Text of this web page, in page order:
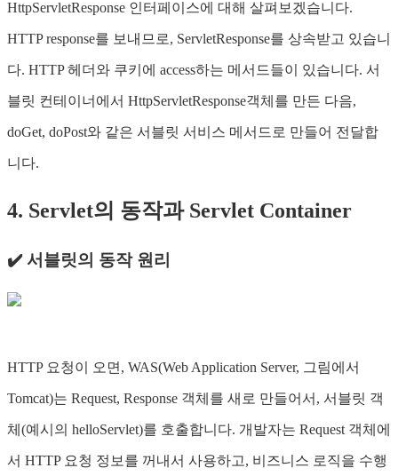
HttpServletResponse 인터페이스에 대해 살펴보겠습니다.
HTTP response를 보내므로, ServletResponse를 상속받고 있습니
다. HTTP 헤더와 쿠키에 access하는 메서드들이 있습니다. 서
블릿 컨테이너에서 HttpServletResponse객체를 만든 다음,
doGet, doPost와 같은 서블릿 서비스 메서드로 만들어 전달합
니다.
4. Servlet의 동작과 Servlet Container
✔️ 서블릿의 동작 원리
HTTP 요청이 오면, WAS(Web Application Server, 그림에서
Tomcat)는 Request, Response 객체를 새로 만들어서, 서블릿 객
체(예시의 helloServlet)를 호출합니다. 개발자는 Request 객체에
서 HTTP 요청 정보를 꺼내서 사용하고, 비즈니스 로직을 수행